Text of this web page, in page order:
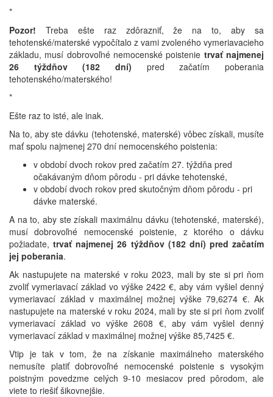
*
Pozor! Treba ešte raz zdôrazniť, že na to, aby sa
tehotenské/materské vypočítalo z vami zvoleného vymeriavacieho
základu, musí dobrovoľné nemocenské poistenie trvať najmenej
26 týždňov (182 dní) pred začatím poberania
tehotenského/materského!
*
Ešte raz to isté, ale inak.
Na to, aby ste dávku (tehotenské, materské) vôbec získali, musíte
mať spolu najmenej 270 dní nemocenského poistenia:
v období dvoch rokov pred začatím 27. týždňa pred
očakávaným dňom pôrodu - pri dávke tehotenské,
v období dvoch rokov pred skutočným dňom pôrodu - pri
dávke materské.
A na to, aby ste získali maximálnu dávku (tehotenské, materské),
musí dobrovoľné nemocenské poistenie, z ktorého o dávku
požiadate,trvať najmenej 26 týždňov (182 dní) pred začatím
jej poberania.
Ak nastupujete na materské v roku 2023, mali by ste si pri ňom
zvoliť vymeriavací základ vo výške 2422 €, aby vám vyšiel denný
vymeriavací základ v maximálnej možnej výške 79,6274 €. Ak
nastupujete na materské v roku 2024, mali by ste si pri ňom zvoliť
vymeriavací základ vo výške 2608 €, aby vám vyšiel denný
vymeriavací základ v maximálnej možnej výške 85,7425 €.
Vtip je tak v tom, že na získanie maximálneho materského
nemusíte platiť dobrovoľné nemocenské poistenie s vysokým
poistným povedzme celých 9-10 mesiacov pred pôrodom, ale
viete to riešiť šikovnejšie.